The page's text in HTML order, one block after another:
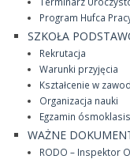
Program Hufca
SZKOŁA
Rekrutacja
Warunki przyjęcia
Kształcenie w
Organizacja nauki
Egzamin
WAŻNE
RODO – Inspektor